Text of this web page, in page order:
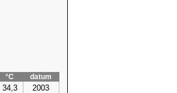
°C
datum
34,3 2003